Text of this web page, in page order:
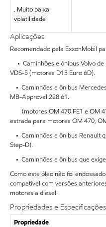
. Muito baixa
volatilidade
Aplicações
Recomendado pela ExxonMobil
• Caminhões e ônibus Volvo
VDS-5 (motores D13 Euro 6D).
• Caminhões e ônibus
MB-Approval 228.61.
(motores OM 470 FE1 e OM
estrada para motores OM 470,
• Caminhões e ônibus Renault
Step-D).
• Caminhões e ônibus que
Como este óleo não foi
compatível com versões
motores a diesel.
Propriedades e Especificações
Propriedade